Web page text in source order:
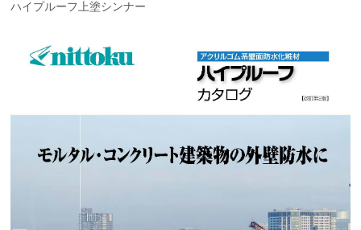
ハイプルーフ上塗シンナー